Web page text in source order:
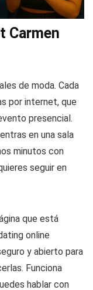
Carmen
de moda. Cada
por internet, que
presencial.
en una sala
minutos con
seguir en
que está
online
y abierto para
Funciona
hablar con